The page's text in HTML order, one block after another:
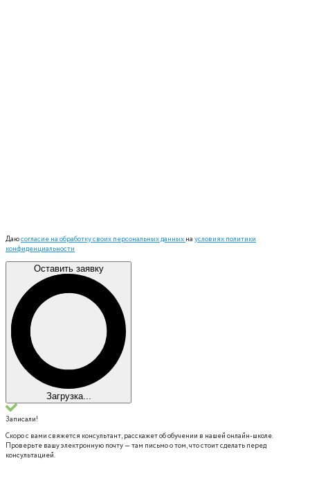
Даюсогласие на обработку своих персональных данныхна условиях политики
конфиденциальности
Оставить заявку
Загрузка...
Записали!
Скоро с вами свяжется консультант, расскажет об обучении в нашей онлайн-школе.
Проверьте вашу электронную почту — там письмо о том, что стоит сделать перед
консультацией.